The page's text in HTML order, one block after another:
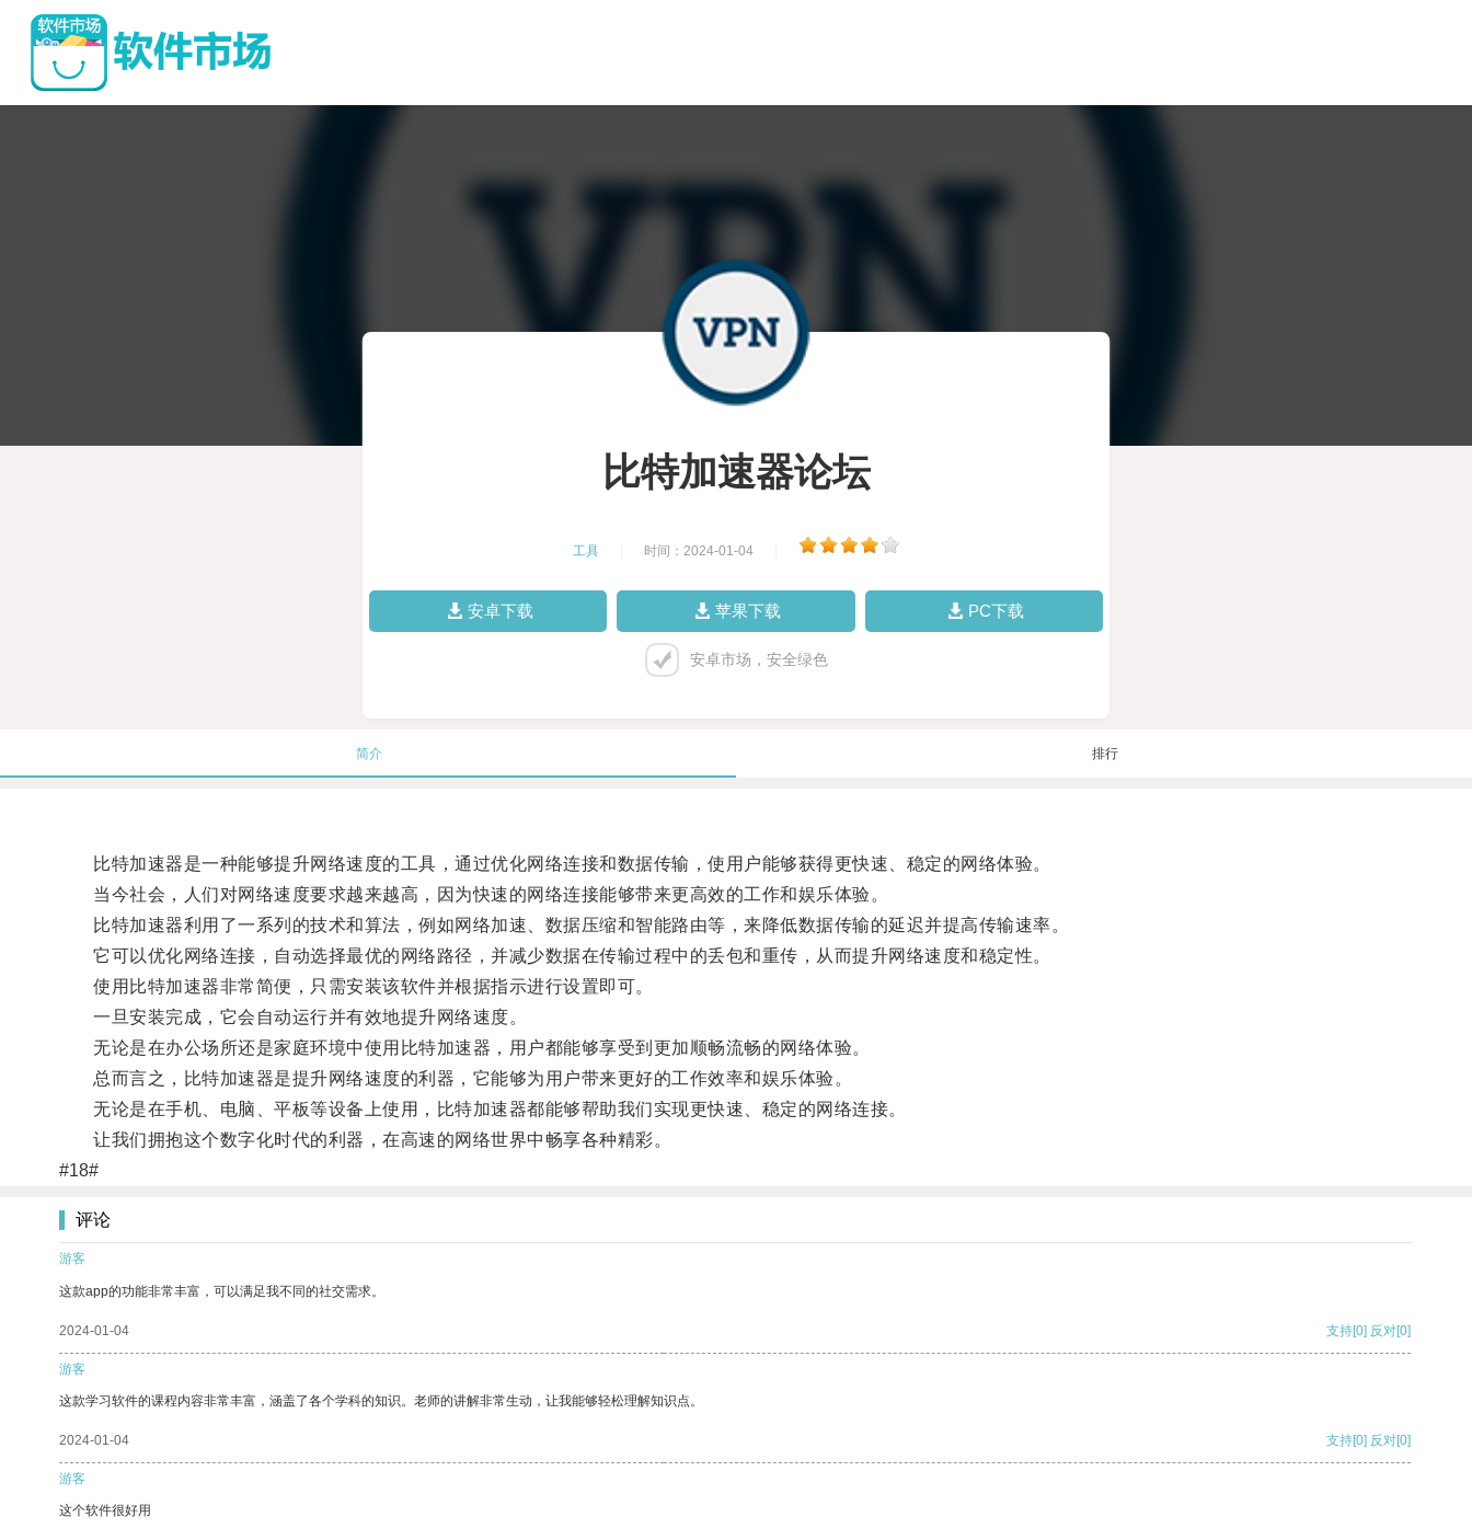
比特加速器论坛
工具 时间：2024-01-04
安卓下载 苹果下载 PC下载
安卓市场，安全绿色
简介 排行
比特加速器是一种能够提升网络速度的工具，通过优化网络连接和数据传输，使用户能够获得更快速、稳定的网络体验。
当今社会，人们对网络速度要求越来越高，因为快速的网络连接能够带来更高效的工作和娱乐体验。
比特加速器利用了一系列的技术和算法，例如网络加速、数据压缩和智能路由等，来降低数据传输的延迟并提高传输速率。
它可以优化网络连接，自动选择最优的网络路径，并减少数据在传输过程中的丢包和重传，从而提升网络速度和稳定性。
使用比特加速器非常简便，只需安装该软件并根据指示进行设置即可。
一旦安装完成，它会自动运行并有效地提升网络速度。
无论是在办公场所还是家庭环境中使用比特加速器，用户都能够享受到更加顺畅流畅的网络体验。
总而言之，比特加速器是提升网络速度的利器，它能够为用户带来更好的工作效率和娱乐体验。
无论是在手机、电脑、平板等设备上使用，比特加速器都能够帮助我们实现更快速、稳定的网络连接。
让我们拥抱这个数字化时代的利器，在高速的网络世界中畅享各种精彩。
#18#
评论
游客
这款app的功能非常丰富，可以满足我不同的社交需求。
2024-01-04 支持[0] 反对[0]
游客
这款学习软件的课程内容非常丰富，涵盖了各个学科的知识。老师的讲解非常生动，让我能够轻松理解知识点。
2024-01-04 支持[0] 反对[0]
游客
这个软件很好用